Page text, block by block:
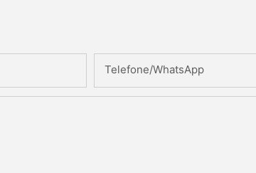
Telefone/whatsApp